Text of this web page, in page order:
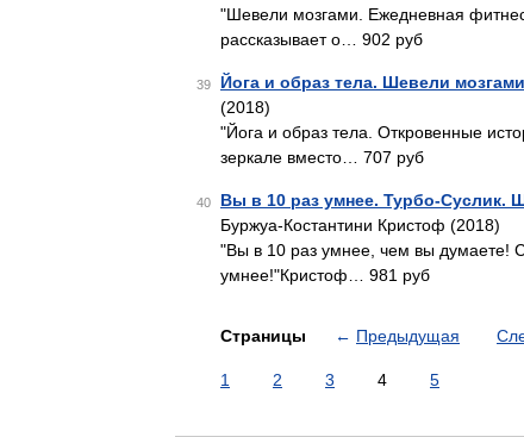
"Шевели мозгами. Ежедневная
рассказывает о… 902 руб
39 Йога и образ тела. Шевели
(2018)
"Йога и образ тела. Откровенные
зеркале вместо… 707 руб
40 Вы в 10 раз умнее. Турбо-Суслик.
Буржуа-Костантини Кристоф (2018)
"Вы в 10 раз умнее, чем вы думаете!
умнее!"Кристоф… 981 руб
Страницы ← Предыдущая
1 2 3 4 5